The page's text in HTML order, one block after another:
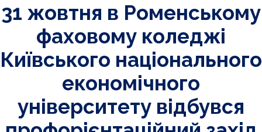
31 жовтня в Роменському
фаховому коледжі
Київського національного
економічного
університету відбувся